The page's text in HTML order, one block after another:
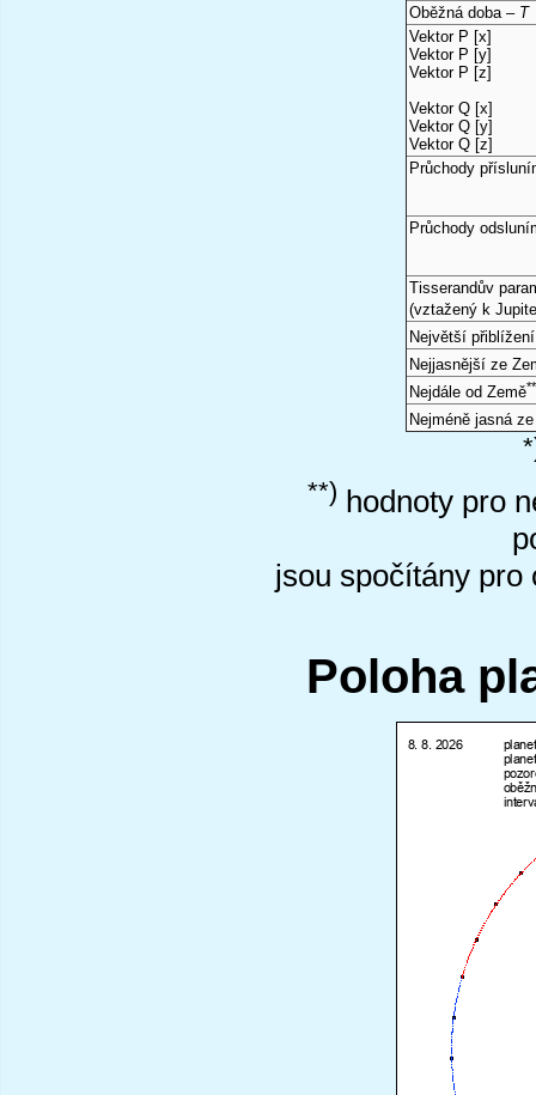
Oběžná doba – T
Vektor P [x]
Vektor P [y]
Vektor P [z]
Vektor Q [x]
Vektor Q [y]
Vektor Q [z]
Průchody
Průchody
Tisserandův
(vztažený k
Největší
Nejjasnější ze
Nejdále od Země
Nejméně jasná
**) hodnoty pro
jsou spočítány pro
Poloha